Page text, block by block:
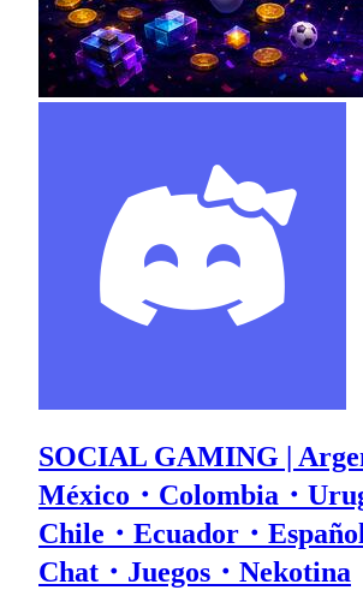
SOCIAL GAMING |
México・Colombia・
Chile・Ecuador・
Chat・Juegos・Nekotina